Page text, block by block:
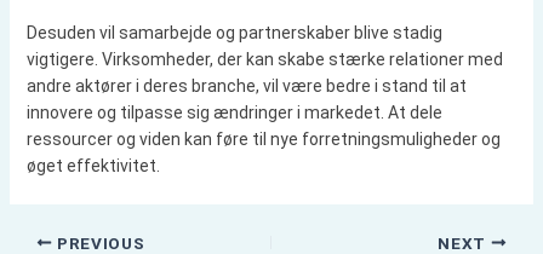
Desuden vil samarbejde og partnerskaber blive stadig
vigtigere. Virksomheder, der kan skabe stærke relationer med
andre aktører i deres branche, vil være bedre i stand til at
innovere og tilpasse sig ændringer i markedet. At dele
ressourcer og viden kan føre til nye forretningsmuligheder og
øget effektivitet.
PREVIOUS NEXT